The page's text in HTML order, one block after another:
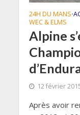
24H DU MANS•
WEC & ELMS
Alpine
12 février
Après avoir